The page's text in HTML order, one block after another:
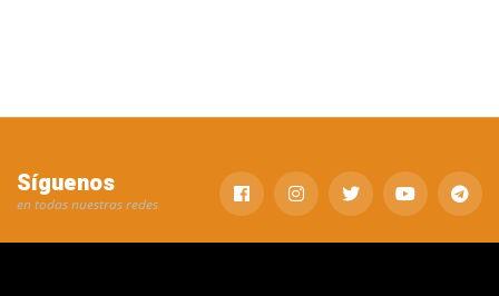
Síguenos
en todas nuestras redes